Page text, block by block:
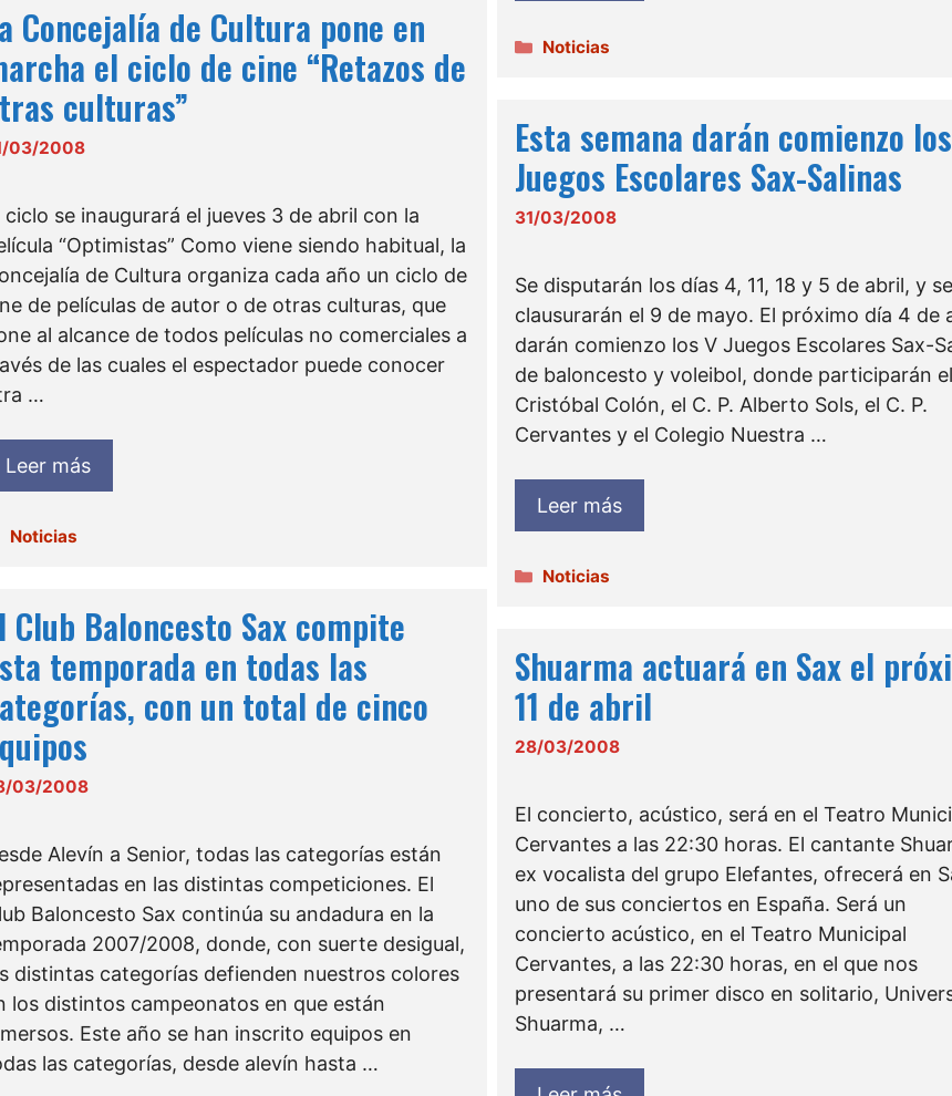
Categorías
Noticias
Concejalía de Cultura pone en
el ciclo de cine “Retazos de
culturas”
03/2008
ciclo se inaugurará el jueves 3 de abril con la
“Optimistas” Como viene siendo habitual, la
de Cultura organiza cada año un ciclo de
de películas de autor o de otras culturas, que
al alcance de todos películas no comerciales a
de las cuales el espectador puede conocer
…
Leer más
Categorías
Noticias
Esta semana darán comienzo
Juegos Escolares Sax-Salinas
31/03/2008
Se disputarán los días 4, 11, 18 y 5 de abril, y se
clausurarán el 9 de mayo. El próximo día 4 de
darán comienzo los V Juegos Escolares Sax-
de baloncesto y voleibol, donde participarán
Cristóbal Colón, el C. P. Alberto Sols, el C. P.
Cervantes y el Colegio Nuestra …
Leer más
Categorías
Noticias
Club Baloncesto Sax compite
temporada en todas las
con un total de cinco
03/2008
Alevín a Senior, todas las categorías están
en las distintas competiciones. El
Baloncesto Sax continúa su andadura en la
2007/2008, donde, con suerte desigual,
distintas categorías defienden nuestros colores
los distintos campeonatos en que están
Este año se han inscrito equipos en
las categorías, desde alevín hasta …
Shuarma actuará en Sax el
11 de abril
28/03/2008
El concierto, acústico, será en el Teatro
Cervantes a las 22:30 horas. El cantante
ex vocalista del grupo Elefantes, ofrecerá en
uno de sus conciertos en España. Será un
concierto acústico, en el Teatro Municipal
Cervantes, a las 22:30 horas, en el que nos
presentará su primer disco en solitario,
Shuarma, …